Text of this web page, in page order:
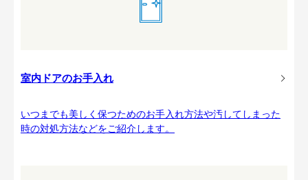
室内ドアのお手入れ
いつまでも美しく保つためのお手入れ方法や汚してしまった
時の対処方法などをご紹介します。